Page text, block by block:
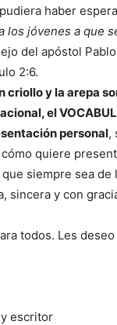
haber
los jóvenes a que
del apóstol
2:6.
criollo y la arepa
el
personal,
quiere
siempre sea de
sincera y con
todos. Les
escritor